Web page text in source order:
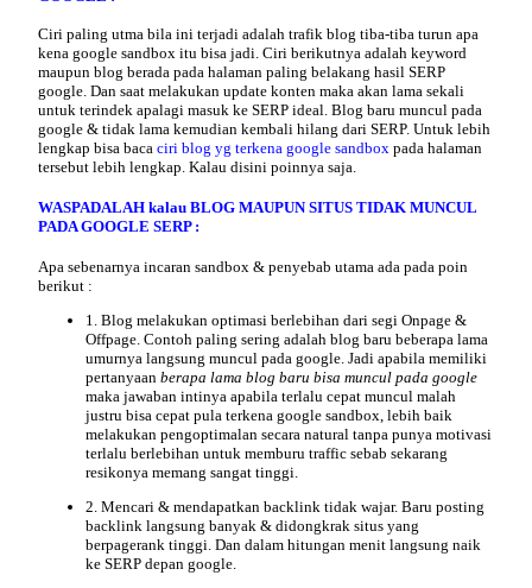
Ciri paling utma bila ini terjadi adalah trafik blog tiba-tiba turun apa
kena google sandbox itu bisa jadi. Ciri berikutnya adalah keyword
maupun blog berada pada halaman paling belakang hasil SERP
google. Dan saat melakukan update konten maka akan lama sekali
untuk terindek apalagi masuk ke SERP ideal. Blog baru muncul pada
google & tidak lama kemudian kembali hilang dari SERP. Untuk lebih
lengkap bisa baca ciri blog yg terkena google sandbox pada halaman
tersebut lebih lengkap. Kalau disini poinnya saja.
WASPADALAH kalau BLOG MAUPUN SITUS TIDAK MUNCUL
PADA GOOGLE SERP :
Apa sebenarnya incaran sandbox & penyebab utama ada pada poin
berikut :
1. Blog melakukan optimasi berlebihan dari segi Onpage &
Offpage. Contoh paling sering adalah blog baru beberapa lama
umurnya langsung muncul pada google. Jadi apabila memiliki
pertanyaan berapa lama blog baru bisa muncul pada google
maka jawaban intinya apabila terlalu cepat muncul malah
justru bisa cepat pula terkena google sandbox, lebih baik
melakukan pengoptimalan secara natural tanpa punya motivasi
terlalu berlebihan untuk memburu traffic sebab sekarang
resikonya memang sangat tinggi.
2. Mencari & mendapatkan backlink tidak wajar. Baru posting
backlink langsung banyak & didongkrak situs yang
berpagerank tinggi. Dan dalam hitungan menit langsung naik
ke SERP depan google.